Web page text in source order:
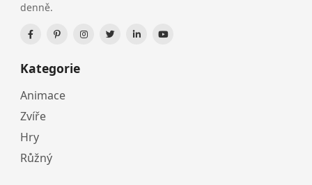
denně.
Kategorie
Animace
Zvíře
Hry
Růžný